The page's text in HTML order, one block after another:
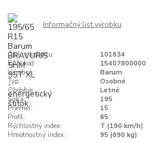
Informačný list výrobku
Číslo produktu:
101634
EAN kód:
15407800000
Výrobca:
Barum
Typ:
Osobné
Obdobie:
Letné
Šírka:
195
Priemer:
15
Profil:
65
Rýchlostný index:
T (190 km/h)
Hmotnostný index:
95 (690 kg)